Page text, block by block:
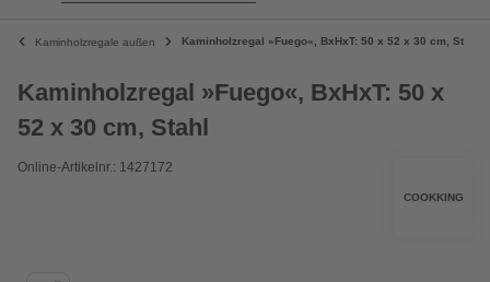
Kaminholzregale außen Kaminholzregal »Fuego«, BxHxT: 50 x 52 x 30 cm, Stahl
Kaminholzregal »Fuego«, BxHxT: 50 x
52 x 30 cm, Stahl
Online-Artikelnr.: 1427172
COOKKING